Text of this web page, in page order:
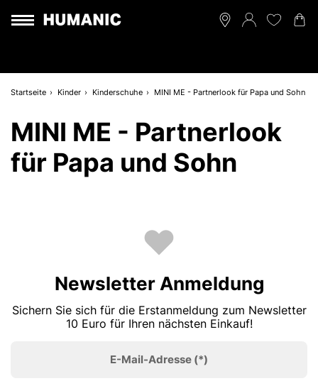
Startseite Kinder Kinderschuhe MINI ME - Partnerlook für Papa und Sohn
MINI ME - Partnerlook
für Papa und Sohn
Newsletter Anmeldung
Sichern Sie sich für die Erstanmeldung zum Newsletter
10 Euro für Ihren nächsten Einkauf!
E-Mail-Adresse (*)